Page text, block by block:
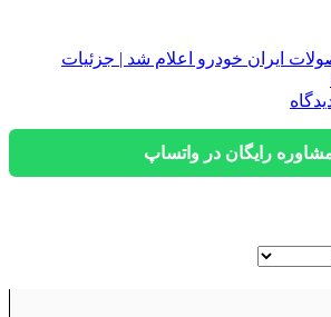
ایران خودرو اعلام شد | جزئیات
رایگان در واتساپ